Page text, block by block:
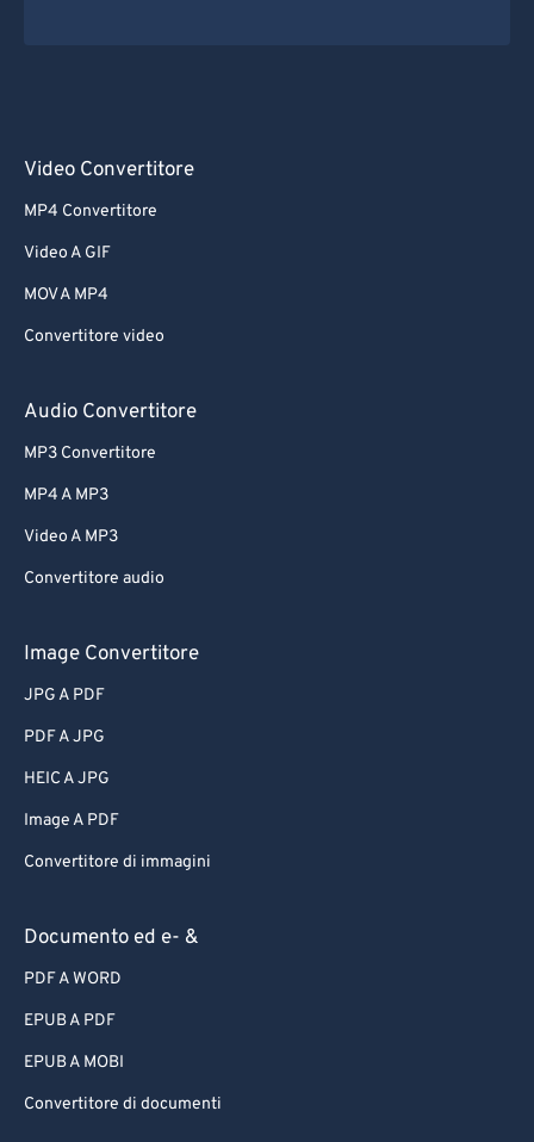
Video Convertitore
MP4 Convertitore
Video A GIF
MOV A MP4
Convertitore video
Audio Convertitore
MP3 Convertitore
MP4 A MP3
Video A MP3
Convertitore audio
Image Convertitore
JPG A PDF
PDF A JPG
HEIC A JPG
Image A PDF
Convertitore di immagini
Documento ed e- &
PDF A WORD
EPUB A PDF
EPUB A MOBI
Convertitore di documenti